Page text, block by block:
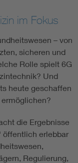
im Fokus
– von
sicheren und
Rolle spielt 6G
Und
heute geschaffen
die Ergebnisse
öffentlich erlebbar
Regulierung,